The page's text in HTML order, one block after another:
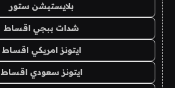
بلايستيشن ستور
شدات ببجي اقساط
ايتونز امريكي اقساط
ايتونز سعودي اقساط